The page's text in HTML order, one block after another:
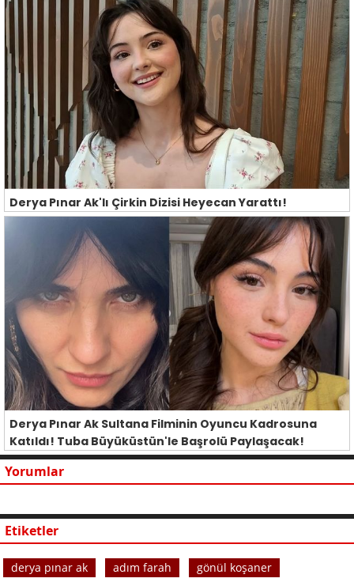
Derya Pınar Ak'lı Çirkin Dizisi Heyecan Yarattı!
Derya Pınar Ak Sultana Filminin Oyuncu Kadrosuna
Katıldı! Tuba Büyüküstün'le Başrolü Paylaşacak!
Yorumlar
Etiketler
derya pınar ak adım farah gönül koşaner